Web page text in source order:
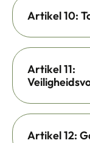
Artikel 10:
Artikel 11:
Artikel 12: